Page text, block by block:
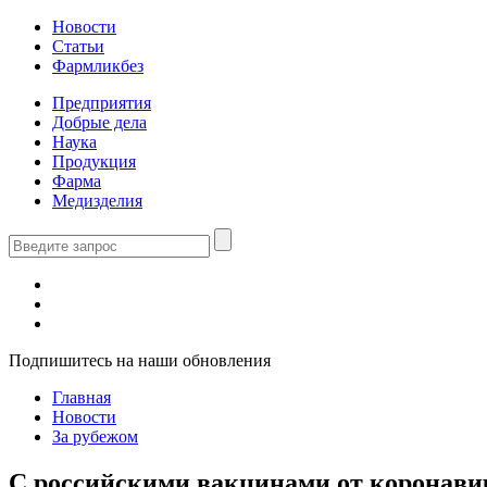
Новости
Статьи
Фармликбез
Предприятия
Добрые дела
Наука
Продукция
Фарма
Медизделия
Подпишитесь на наши обновления
Главная
Новости
За рубежом